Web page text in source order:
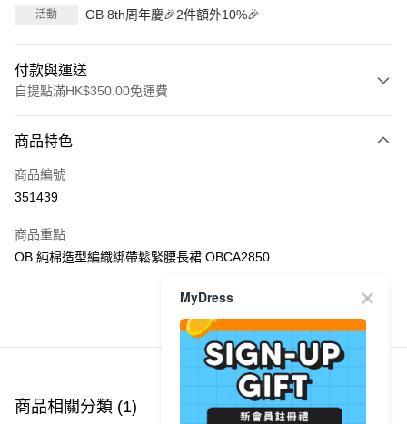
活動 OB 8th周年慶🎉2件額外10%🎉
付款與運送
自提點滿HK$350.00免運費
信用卡
Apple Pay
PayMe
每筆HK$40.00，滿HK$350.00或以上免運費
付款後順豐站及營業點
商品特色
商品編號
351439
商品重點
OB 純棉造型編織綁帶鬆緊腰長裙 OBCA2850
商品推薦
商品相關分類 (1)
MyDress